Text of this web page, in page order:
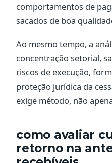
comportamentos de
sacados de boa
Ao mesmo tempo, a
concentração setorial,
riscos de execução,
proteção jurídica da
exige método, não
como avaliar
retorno na